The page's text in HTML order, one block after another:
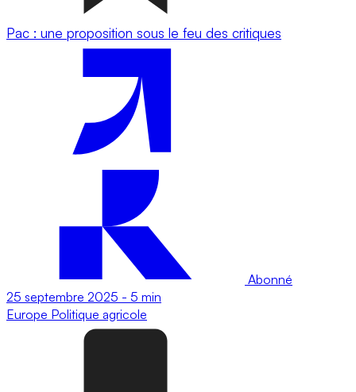
Pac : une proposition sous le feu des critiques
Abonné
25 septembre 2025 - 5 min
Europe Politique agricole